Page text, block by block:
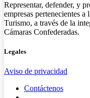
Representar, defender, y
empresas pertenecientes
Turismo, a través de la
Cámaras Confederadas.
Legales
Aviso de privacidad
Contáctenos